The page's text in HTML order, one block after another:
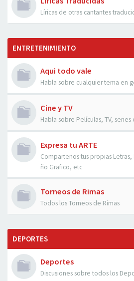
Líricas de otras cantantes
ENTRETENIMIENTO
Aqui todo vale
Habla sobre cualquier tema en
Cine y TV
Habla sobre Películas, TV, series
Expresa tu ARTE
Compartenos tus propias Letras,
ño Grafico, etc
Torneos de Rimas
Todos los Torneos de Rimas
DEPORTES
Deportes
Discusiones sobre todos los